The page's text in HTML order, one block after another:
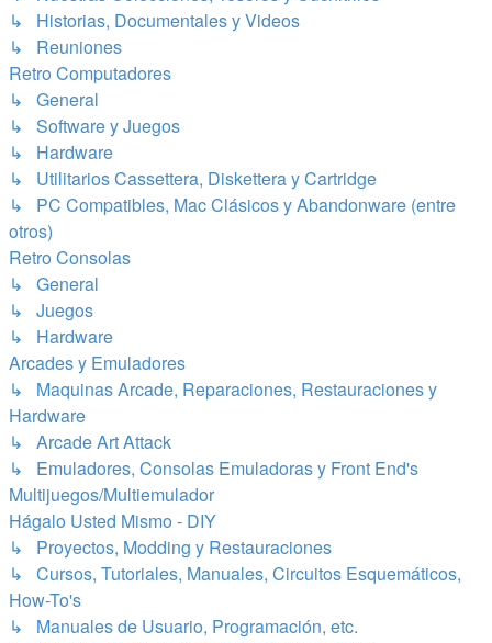
↳ Historias, Documentales y Videos
↳ Reuniones
Retro Computadores
↳ General
↳ Software y Juegos
↳ Hardware
↳ Utilitarios Cassettera, Diskettera y Cartridge
↳ PC Compatibles, Mac Clásicos y Abandonware (entre
otros)
Retro Consolas
↳ General
↳ Juegos
↳ Hardware
Arcades y Emuladores
↳ Maquinas Arcade, Reparaciones, Restauraciones y
Hardware
↳ Arcade Art Attack
↳ Emuladores, Consolas Emuladoras y Front End's
Multijuegos/Multiemulador
Hágalo Usted Mismo - DIY
↳ Proyectos, Modding y Restauraciones
↳ Cursos, Tutoriales, Manuales, Circuitos Esquemáticos,
How-To's
↳ Manuales de Usuario, Programación, etc.